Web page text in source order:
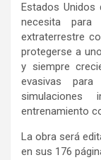
Estados
necesita
extraterrestre
protegerse a
y siempre
evasivas para
simulaciones
entrenamiento
La obra será
en sus 176